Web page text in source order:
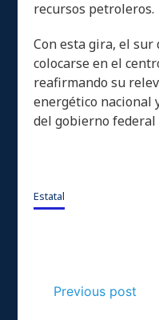
recursos petroleros.
Con esta gira, el sur
colocarse en el
reafirmando su
energético nacional
del gobierno
Estatal
Previous post